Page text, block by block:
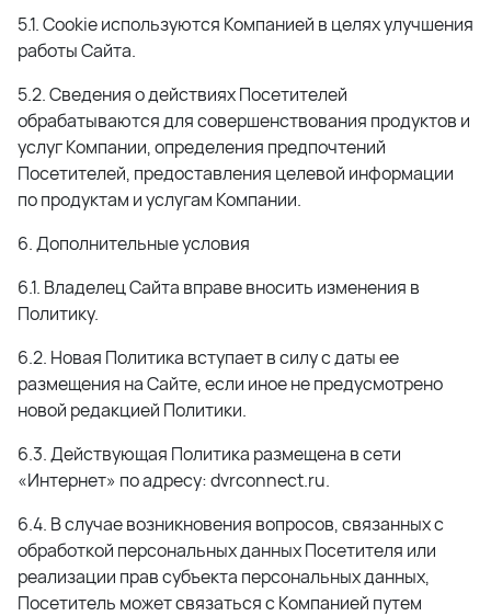
5.1. Cookie используются Компанией в целях улучшения
работы Сайта.
5.2. Сведения о действиях Посетителей
обрабатываются для совершенствования продуктов и
услуг Компании, определения предпочтений
Посетителей, предоставления целевой информации
по продуктам и услугам Компании.
6. Дополнительные условия
6.1. Владелец Сайта вправе вносить изменения в
Политику.
6.2. Новая Политика вступает в силу с даты ее
размещения на Сайте, если иное не предусмотрено
новой редакцией Политики.
6.3. Действующая Политика размещена в сети
«Интернет» по адресу: dvrconnect.ru.
6.4. В случае возникновения вопросов, связанных с
обработкой персональных данных Посетителя или
реализации прав субъекта персональных данных,
Посетитель может связаться с Компанией путем